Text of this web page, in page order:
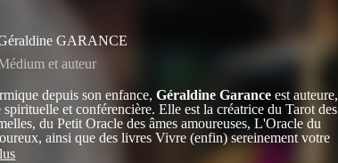
GARANCE
et auteur
depuis son enfance,Géraldine Garance est auteure,
spirituelle et conférencière. Elle est la créatrice duTarot des
, duPetit Oracle des âmes amoureuses, L'Oracle du
, ainsi que des livresVivre (enfin) sereinement votre
jumelles
Pratiques médiumniques